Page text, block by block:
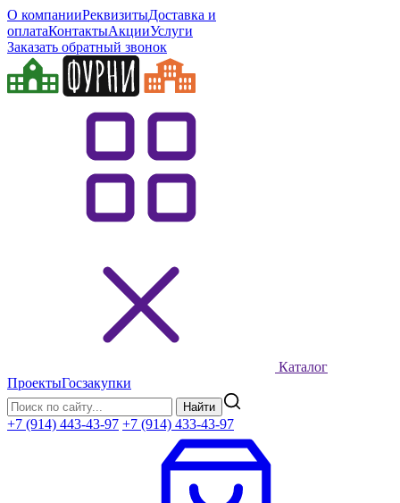
О компанииРеквизитыДоставка и
оплатаКонтактыАкцииУслуги
Заказать обратный звонок
Каталог
ПроектыГосзакупки
Найти
+7 (914) 443-43-97 +7 (914) 433-43-97